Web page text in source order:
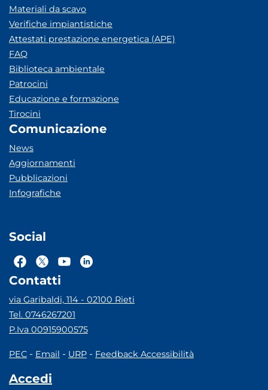
Materiali da scavo
Verifiche impiantistiche
Attestati prestazione energetica (APE)
FAQ
Biblioteca ambientale
Patrocini
Educazione e formazione
Tirocini
Comunicazione
News
Aggiornamenti
Pubblicazioni
Infografiche
Social
Contatti
via Garibaldi, 114 - 02100 Rieti
Tel. 0746267201
P.Iva 00915900575
PEC - Email - URP - Feedback Accessibilità
Accedi